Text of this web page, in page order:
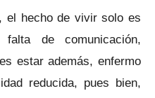
el hecho de vivir solo es
de comunicación,
estar además, enfermo
reducida, pues bien,